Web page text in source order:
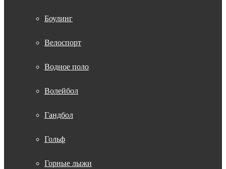
Боулинг
Велоспорт
Водное поло
Волейбол
Гандбол
Гольф
Горные лыжи